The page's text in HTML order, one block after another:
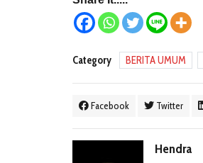
Category BERITA UMUM
Facebook Twitter
Hendra